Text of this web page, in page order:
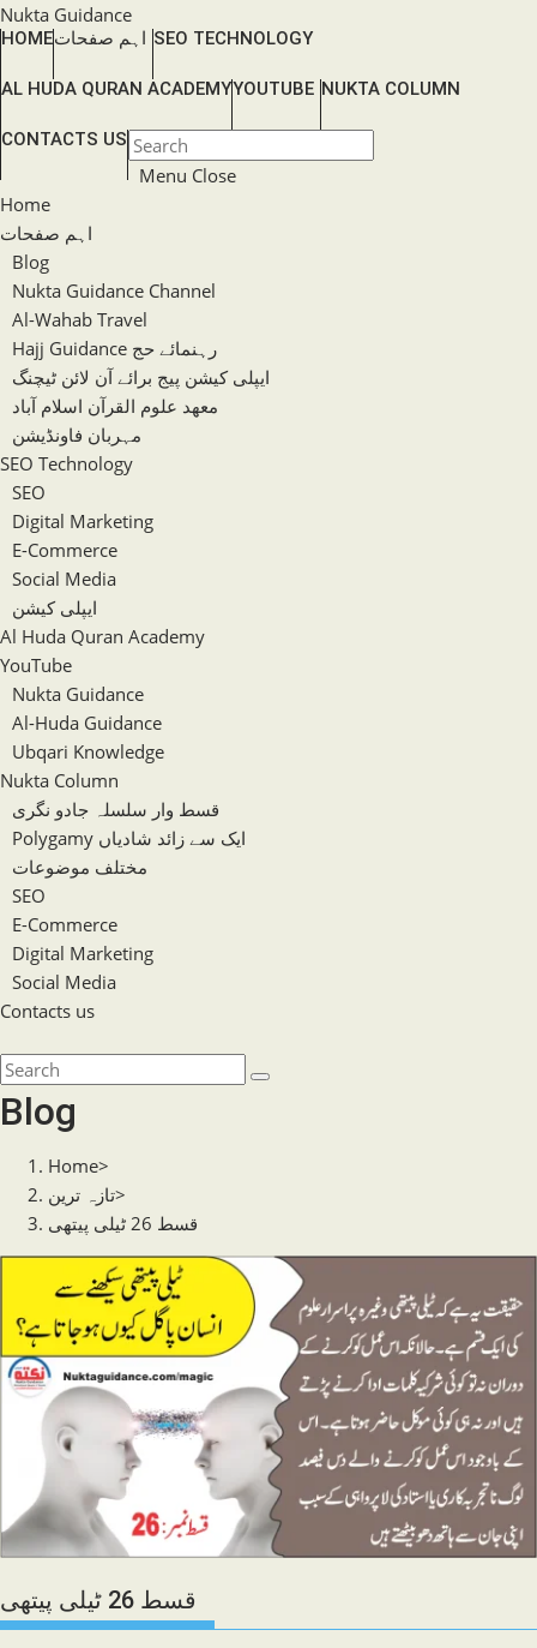
Skip
to
Nukta Guidance
HOMEاہم صفحات SEO TECHNOLOGY
AL HUDA QURAN ACADEMYYOUTUBE NUKTA COLUMN
CONTACTS USTOGGLE
WEBSITE
SEARCH
Menu Close
Home
اہم صفحات
Blog
Nukta Guidance Channel
Al-Wahab Travel
Hajj Guidance رہنمائے حج
ایپلی کیشن پیج برائے آن لائن ٹیچنگ
معھد علوم القرآن اسلام آباد
مہربان فاونڈیشن
SEO Technology
SEO
Digital Marketing
E-Commerce
Social Media
ایپلی کیشن
Al Huda Quran Academy
YouTube
Nukta Guidance
Al-Huda Guidance
Ubqari Knowledge
Nukta Column
قسط وار سلسلہ جادو نگری
Polygamy ایک سے زائد شادیاں
مختلف موضوعات
SEO
E-Commerce
Digital Marketing
Social Media
Contacts us
website
search
Search
this
website
Blog
Home>
تازہ ترین>
قسط 26 ٹیلی پیتھی
قسط 26 ٹیلی پیتھی